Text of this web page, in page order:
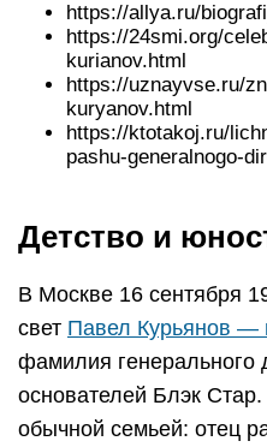
https://allya.ru/
https://24smi.org/
kurianov.html
https://uznayvse.ru/
kuryanov.html
https://ktotakoj.ru/
pashu-generalnogo-
Детство и
В Москве 16 сентября
свет Павел Курьянов —
фамилия генерального
основателей Блэк
обычной семьей: отец